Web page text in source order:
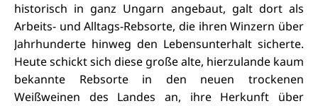
historisch in ganz Ungarn angebaut, galt dort als
Arbeits- und Alltags-Rebsorte, die ihren Winzern über
Jahrhunderte hinweg den Lebensunterhalt sicherte.
Heute schickt sich diese große alte, hierzulande kaum
bekannte Rebsorte in den neuen trockenen
Weißweinen des Landes an, ihre Herkunft über